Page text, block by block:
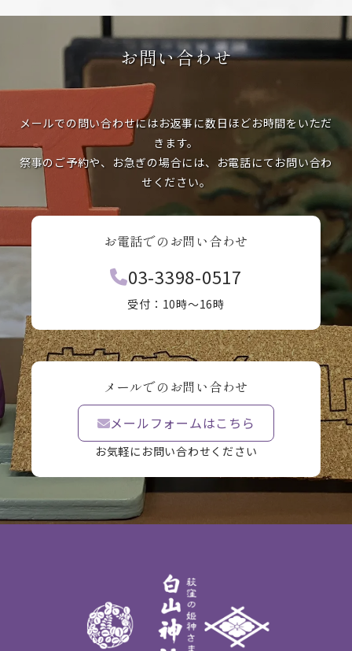
お問い合わせ
メールでの問い合わせにはお返事に数日ほどお時間をいただ
きます。
祭事のご予約や、お急ぎの場合には、お電話にてお問い合わ
せください。
お電話でのお問い合わせ
03-3398-0517
受付：10時〜16時
メールでのお問い合わせ
メールフォームはこちら
お気軽にお問い合わせください